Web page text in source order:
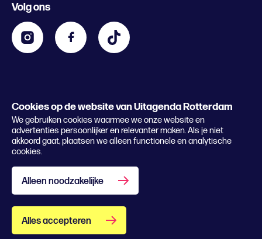
Cookies op de website van Uitagenda Rotterdam
We gebruiken cookies waarmee we onze website en
advertenties persoonlijker en relevanter maken. Als je niet
akkoord gaat, plaatsen we alleen functionele en analytische
cookies.
Alleen noodzakelijke
Alles accepteren
Contact
Zakelijk
Lees het magazine
Kids
Volg ons
© 2026 Rotterdam Festivals